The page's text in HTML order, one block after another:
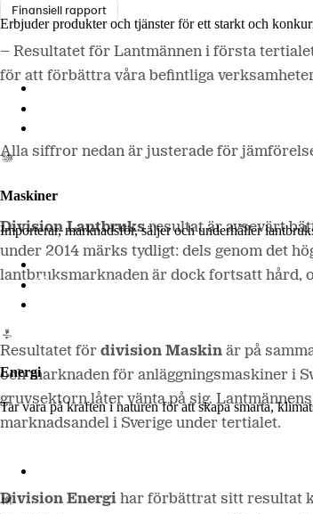
Erbjuder produkter och tjänster för ett starkt och
Maskiner
Importerar, marknadsför, säljer och underhåller
Lantmännen Maskin
Begagnatbörsen
Energi
Tar vara på kraften i naturen för att skapa smarta,
Finansiell rapport
– Resultatet för Lantmännen i första
för att förbättra våra befintliga
Alla siffror nedan är justerade för
Division Lantbruksresultat är avsevärt
under 2014 märks tydligt: dels genom det
lantbruksmarknaden är dock fortsatt hård,
Resultatet för division Maskin är på
och marknaden för anläggningsmaskiner i
gruvsektorn låter vänta på sig.
marknadsandel i Sverige under tertialet.
Division Energi har förbättrat sitt resultat